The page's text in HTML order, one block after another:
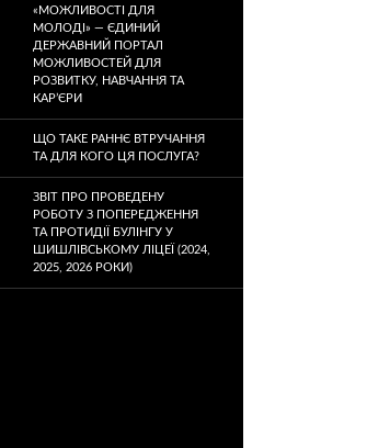
«МОЖЛИВОСТІ ДЛЯ
МОЛОДІ» — ЄДИНИЙ
ДЕРЖАВНИЙ ПОРТАЛ
МОЖЛИВОСТЕЙ ДЛЯ
РОЗВИТКУ, НАВЧАННЯ ТА
КАР’ЄРИ
ЩО ТАКЕ РАННЄ ВТРУЧАННЯ
ТА ДЛЯ КОГО ЦЯ ПОСЛУГА?
ЗВІТ ПРО ПРОВЕДЕНУ
РОБОТУ З ПОПЕРЕДЖЕННЯ
ТА ПРОТИДІЇ БУЛІНГУ У
ШИШЛІВСЬКОМУ ЛІЦЕЇ (2024,
2025, 2026 РОКИ)